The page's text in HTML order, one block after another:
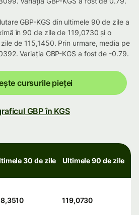
GBP-KGS din ultimele 90 de zile a
în 90 de zile de 119,0730 și o
de 115,1450. Prin urmare, media pe
Variația GBP-KGS a fost de -0.79.
cursurile pieței
GBP în KGS
30 de zile Ultimele 90 de zile
119,0730